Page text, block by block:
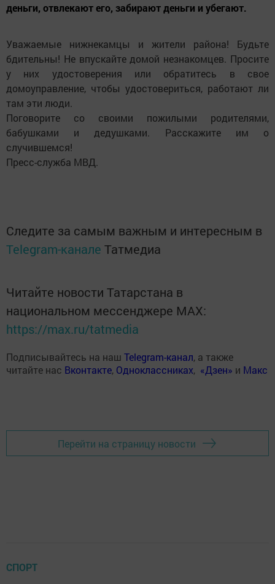
деньги, отвлекают его, забирают деньги и убегают.
Уважаемые нижнекамцы и жители района! Будьте
бдительны! Не впускайте домой незнакомцев. Просите
у них удостоверения или обратитесь в свое
домоуправление, чтобы удостовериться, работают ли
там эти люди.
Поговорите со своими пожилыми родителями,
бабушками и дедушками. Расскажите им о
случившемся!
Пресс-служба МВД.
Следите за самым важным и интересным в
Telegram-канале Татмедиа
Читайте новости Татарстана в
национальном мессенджере MАХ:
https://max.ru/tatmedia
Подписывайтесь на наш Telegram-канал, а также
читайте нас Вконтакте, Одноклассниках, «Дзен» и Макс
Перейти на страницу новости
СПОРТ